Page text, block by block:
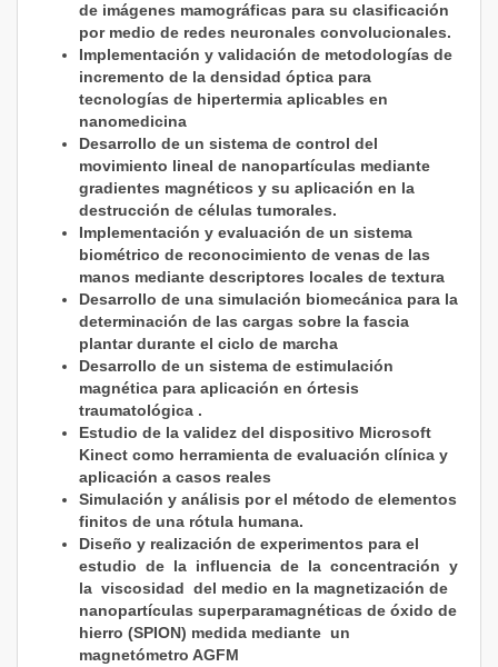
de imágenes mamográficas para su clasificación
por medio de redes neuronales convolucionales.
Implementación y validación de metodologías de
incremento de la densidad óptica para
tecnologías de hipertermia aplicables en
nanomedicina
Desarrollo de un sistema de control del
movimiento lineal de nanopartículas mediante
gradientes magnéticos y su aplicación en la
destrucción de células tumorales.
Implementación y evaluación de un sistema
biométrico de reconocimiento de venas de las
manos mediante descriptores locales de textura
Desarrollo de una simulación biomecánica para la
determinación de las cargas sobre la fascia
plantar durante el ciclo de marcha
Desarrollo de un sistema de estimulación
magnética para aplicación en órtesis
traumatológica .
Estudio de la validez del dispositivo Microsoft
Kinect como herramienta de evaluación clínica y
aplicación a casos reales
Simulación y análisis por el método de elementos
finitos de una rótula humana.
Diseño y realización de experimentos para el
estudio de la influencia de la concentración y
la viscosidad del medio en la magnetización de
nanopartículas superparamagnéticas de óxido de
hierro (SPION) medida mediante un
magnetómetro AGFM